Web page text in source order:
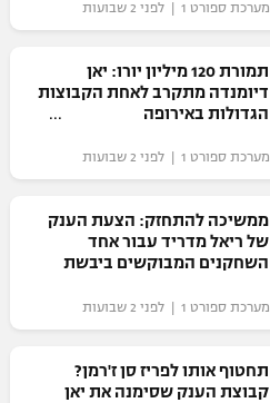
מערכת ספורט 1 | לפני 2 שבועות
תמורת 120 מיליון יורו: יאן
דיומנדה מתקרב לאחת הקבוצות
הגדולות באירופה
מערכת ספורט 1 | לפני 2 שבועות
ממשיכה להתחזק: הצעת הענק
של ריאל מדריד עבור אחד
השחקנים המבוקשים ביבשת
מערכת ספורט 1 | לפני 2 שבועות
תחטוף אותו לפריז סן ז'רמן?
קבוצת הענק שסימנה את יאן